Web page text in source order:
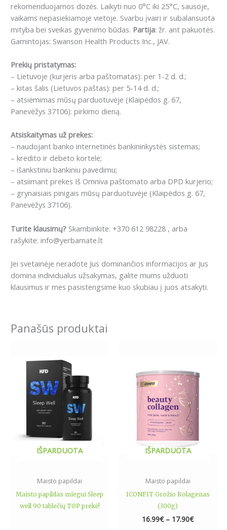
rekomenduojamos dozės. Laikyti nuo 0°C iki 25°C, sausoje,
vaikams nepasiekiamoje vietoje. Svarbu įvairi ir subalansuota
mityba bei sveikas gyvenimo būdas. Partija: žr. ant pakuotės.
Gamintojas: Swanson Health Products Inc., JAV.
Prekių pristatymas:
– Lietuvoje (kurjeris arba paštomatas): per 1-2 d. d.;
– kitas šalis (Lietuvos paštas): per 5-14 d. d.;
– atsiėmimas mūsų parduotuvėje (Klaipėdos g. 67,
Panevėžys 37106): pirkimo dieną.
Atsiskaitymas už prekes:
– naudojant banko internetinės bankininkystės sistemas;
– kredito ir debeto kortele;
– išankstiniu bankiniu pavedimu;
– atsiimant prekes Iš Omniva paštomato arba DPD kurjerio;
– grynaisiais pinigais mūsų parduotuvėje (Klaipėdos g. 67,
Panevėžys 37106).
Turite klausimų? Skambinkite: +370 612 98228 , arba
rašykite: info@yerbamate.lt
Jei svetainėje neradote Jus dominančios informacijos ar Jus
domina individualus užsakymas, galite mums užduoti
klausimus ir mes pasistengsime kuo skubiau į juos atsakyti.
Panašūs produktai
IŠPARDUOTA
Maisto papildai
Maisto papildas miegui Sleep
well 90 tablečių TOP prekė!
IŠPARDUOTA
Maisto papildai
ICONFIT Grožio Kolagenas
(300g)
16.99€ – 17.90€
through
17.90€
has
multiple
variants.
The
options
may
be
chosen
product
page